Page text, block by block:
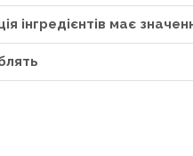
інгредієнтів має